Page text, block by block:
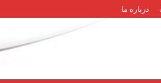
درباره ما